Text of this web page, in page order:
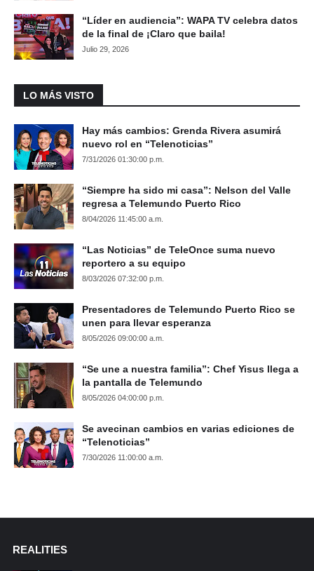
“Líder en audiencia”: WAPA TV celebra datos
de la final de ¡Claro que baila!
Julio 29, 2026
LO MÁS VISTO
Hay más cambios: Grenda Rivera asumirá
nuevo rol en “Telenoticias”
7/31/2026 01:30:00 p.m.
“Siempre ha sido mi casa”: Nelson del Valle
regresa a Telemundo Puerto Rico
8/04/2026 11:45:00 a.m.
“Las Noticias” de TeleOnce suma nuevo
reportero a su equipo
8/03/2026 07:32:00 p.m.
Presentadores de Telemundo Puerto Rico se
unen para llevar esperanza
8/05/2026 09:00:00 a.m.
“Se une a nuestra familia”: Chef Yisus llega a
la pantalla de Telemundo
8/05/2026 04:00:00 p.m.
Se avecinan cambios en varias ediciones de
“Telenoticias”
7/30/2026 11:00:00 a.m.
REALITIES